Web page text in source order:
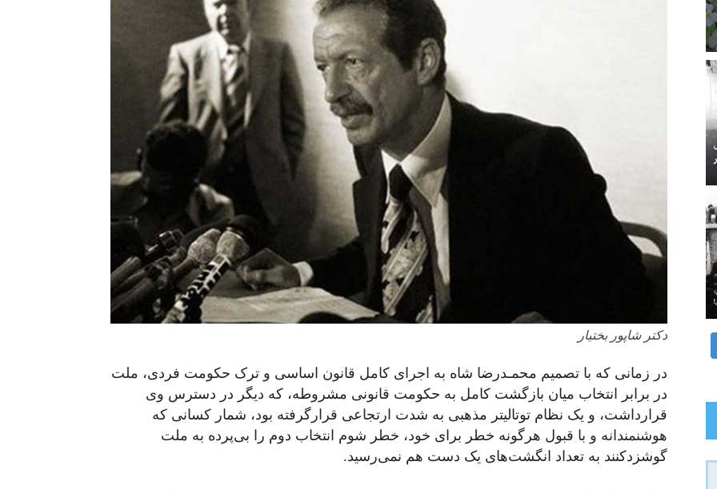
دکتر شاپور بختیار
در زمانی که با تصمیم محمـدرضا شاه به اجرای کامل قانون اساسی و ترک حکومت فردی، ملت
در برابر انتخاب میان بازگشت کامل به حکومت قانونی مشروطه، که دیگر در دسترس وی
قرارداشت، و یک نظام توتالیتر مذهبی به شدت ارتجاعی قرارگرفته بود، شمار کسانی که
هوشنمندانه و با قبول هرگونه خطر برای خود، خطر شوم انتخاب دوم را بی‌پرده به ملت
گوشزدکنند به تعداد انگشت‌های یک دست هم نمی‌رسید.